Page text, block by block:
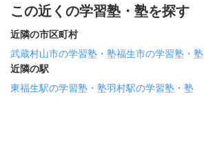
この近くの学習塾・塾を探す
近隣の市区町村
武蔵村山市の学習塾・塾福生市の学習塾・塾
近隣の駅
東福生駅の学習塾・塾羽村駅の学習塾・塾